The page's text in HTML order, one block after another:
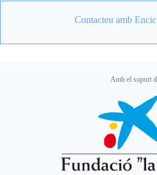
Contacteu amb
Amb el suport